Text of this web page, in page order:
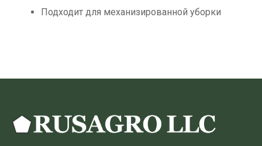
Подходит для механизированной уборки